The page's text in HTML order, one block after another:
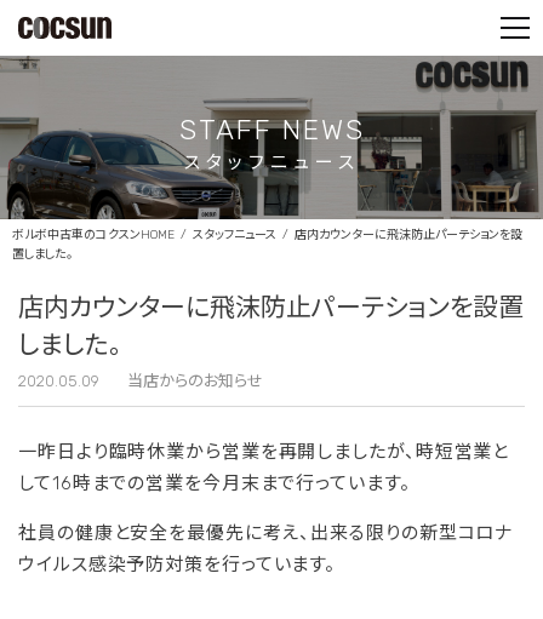
STAFF NEWS
スタッフニュース
ボルボ中古車のコクスンHOME スタッフニュース
店内カウンターに飛沫防止パーテションを設
置しました。
店内カウンターに飛沫防止パーテションを設置
しました。
2020.05.09 当店からのお知らせ
一昨日より臨時休業から営業を再開しましたが、時短営業と
して16時までの営業を今月末まで行っています。
社員の健康と安全を最優先に考え、出来る限りの新型コロナ
ウイルス感染予防対策を行っています。